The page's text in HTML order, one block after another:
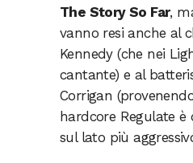
The Story So Far,
vanno resi anche al
Kennedy (che nei
cantante) e al
Corrigan
hardcore Regulate è
sul lato più